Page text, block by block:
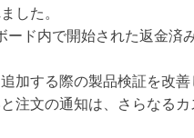
した。
ド内で開始された返金済
加する際の製品検証を改善
注文の通知は、さらなる